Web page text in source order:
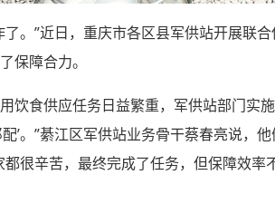
。”近日，重庆市各区县军供站开展联
保障合力。
饮食供应任务日益繁重，军供站部门实
’。”綦江区军供站业务骨干蔡春亮说，
很辛苦，最终完成了任务，但保障效